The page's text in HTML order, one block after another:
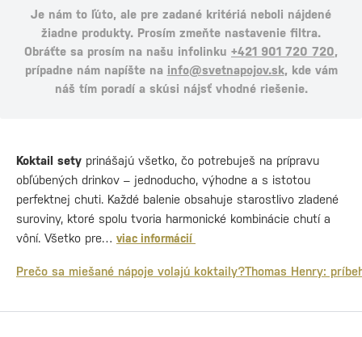
Je nám to ľúto, ale pre zadané kritériá neboli nájdené
žiadne produkty. Prosím zmeňte nastavenie filtra.
Obráťte sa prosím na našu infolinku +421 901 720 720,
prípadne nám napíšte na info@svetnapojov.sk, kde vám
náš tím poradí a skúsi nájsť vhodné riešenie.
Koktail sety prinášajú všetko, čo potrebuješ na prípravu
obľúbených drinkov – jednoducho, výhodne a s istotou
perfektnej chuti. Každé balenie obsahuje starostlivo zladené
suroviny, ktoré spolu tvoria harmonické kombinácie chutí a
vôní. Všetko pre… viac informácií
Prečo sa miešané nápoje volajú koktaily?Thomas Henry: